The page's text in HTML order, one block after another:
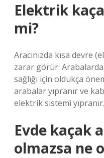
Elektrik
mi?
Aracınızda kısa devre
zarar görür:
sağlığı için oldukça
arabalar yıpranır ve
elektrik sistemi yıpranır.
Evde kaçak
olmazsa ne